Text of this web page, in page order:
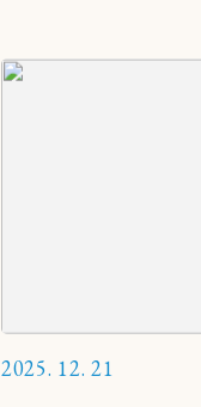
2025. 12.21